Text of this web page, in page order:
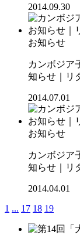
2014.09.30
お知らせ
カンボジア
知らせ｜リ
2014.07.01
お知らせ
カンボジア
知らせ｜リ
2014.04.01
1 ... 17 18 19